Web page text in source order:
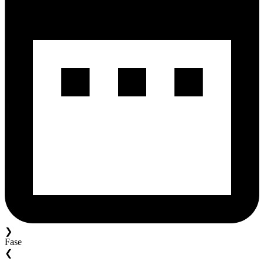
❯
Fase
❮